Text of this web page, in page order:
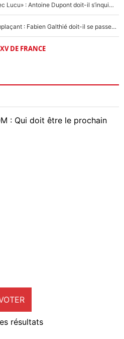
«Le XV de France est meilleur avec Lucu» : Antoine Dupont doit-il s’inquiéter pour sa place ?
Le XV de France a trouvé son remplaçant : Fabien Galthié doit-il se passer d'Antoine Dupont ?
DE FRANCE
: Qui doit être le prochain
résultats